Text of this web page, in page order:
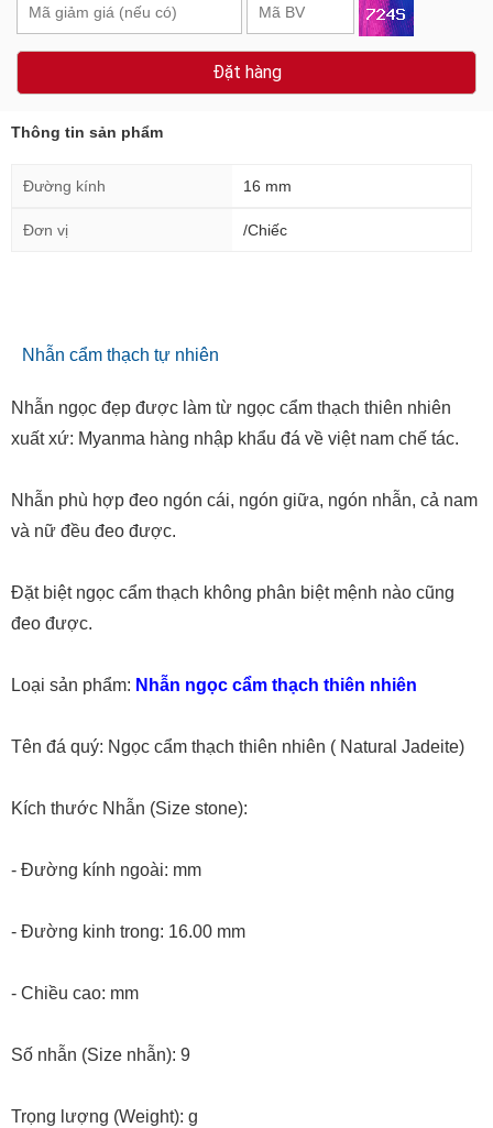
Đặt hàng
Thông tin sản phẩm
Đường kính 16 mm
Đơn vị /Chiếc
Nhẫn cẩm thạch tự nhiên
Nhẫn ngọc đẹp được làm từ ngọc cẩm thạch thiên nhiên
xuất xứ: Myanma hàng nhập khẩu đá về việt nam chế tác.
Nhẫn phù hợp đeo ngón cái, ngón giữa, ngón nhẫn, cả nam
và nữ đều đeo được.
Đặt biệt ngọc cẩm thạch không phân biệt mệnh nào cũng
đeo được.
Loại sản phẩm: Nhẫn ngọc cẩm thạch thiên nhiên
Tên đá quý: Ngọc cẩm thạch thiên nhiên ( Natural Jadeite)
Kích thước Nhẫn (Size stone):
- Đường kính ngoài: mm
- Đường kinh trong: 16.00 mm
- Chiều cao: mm
Số nhẫn (Size nhẫn): 9
Trọng lượng (Weight): g